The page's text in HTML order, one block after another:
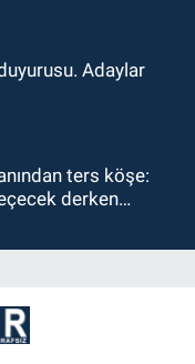
Adaylar
ters köşe:
derken…